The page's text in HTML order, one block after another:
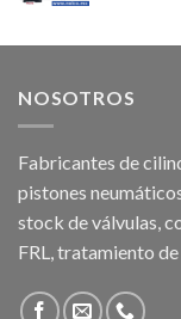
NOSOTROS
Fabricantes de
pistones
stock de válvulas,
FRL, tratamiento de